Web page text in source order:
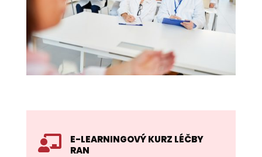

E-LEARNINGOVÝ KURZ LÉČBY
RAN